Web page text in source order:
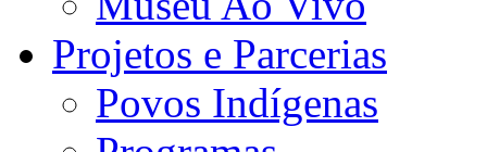
Projetos e Parcerias
Povos Indígenas